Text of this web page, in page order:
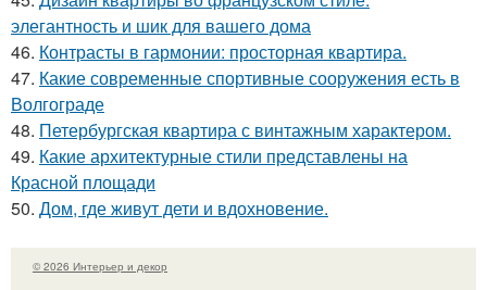
элегантность и шик для вашего дома
46. Контрасты в гармонии: просторная квартира.
47. Какие современные спортивные сооружения есть в
Волгограде
48. Петербургская квартира с винтажным характером.
49. Какие архитектурные стили представлены на
Красной площади
50. Дом, где живут дети и вдохновение.
© 2026 Интерьер и декор